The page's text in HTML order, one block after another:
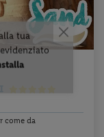
come da